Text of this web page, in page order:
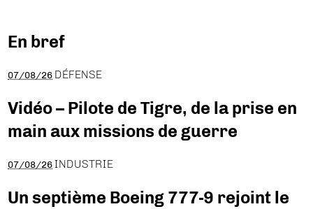
En bref
07/08/26 DÉFENSE
Vidéo – Pilote de Tigre, de la prise en
main aux missions de guerre
07/08/26 INDUSTRIE
Un septième Boeing 777-9 rejoint le